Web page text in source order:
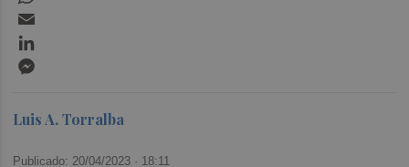
Luis A. Torralba
Publicado: 20/04/2023 · 18:11